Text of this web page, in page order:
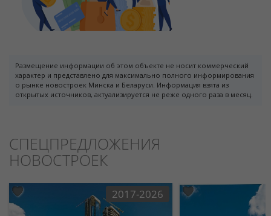
Размещение информации об этом объекте не носит коммерческий
характер и представлено для максимально полного информирования
о рынке новостроек Минска и Беларуси. Информация взята из
открытых источников, актуализируется не реже одного раза в месяц.
СПЕЦПРЕДЛОЖЕНИЯ
НОВОСТРОЕК
2017-2026